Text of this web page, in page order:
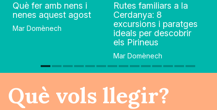
Què fer amb nens i
nenes aquest agost
Mar Domènech
Rutes familiars a la
Cerdanya: 8
excursions i paratges
ideals per descobrir
els Pirineus
Mar Domènech
Què vols llegir?